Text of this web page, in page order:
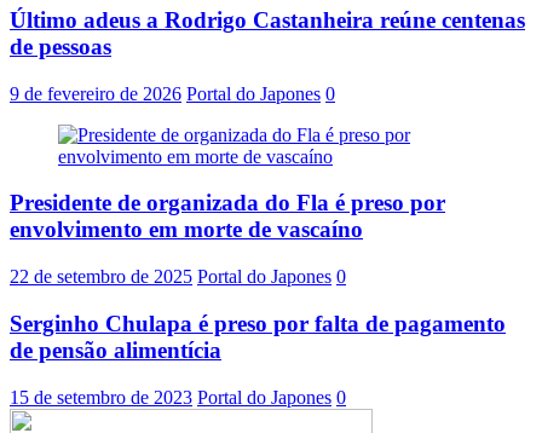
Último adeus a Rodrigo Castanheira reúne centenas
de pessoas
9 de fevereiro de 2026 Portal do Japones 0
Presidente de organizada do Fla é preso por
envolvimento em morte de vascaíno
22 de setembro de 2025 Portal do Japones 0
Serginho Chulapa é preso por falta de pagamento
de pensão alimentícia
15 de setembro de 2023 Portal do Japones 0